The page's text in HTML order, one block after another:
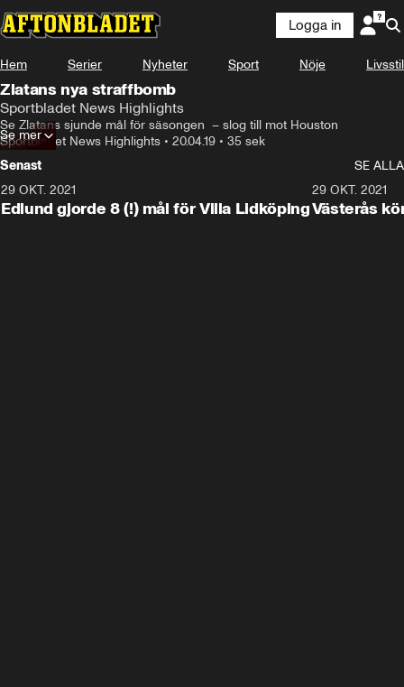
Logga in
Hem Serier Nyheter Sport Nöje Livsstil
Zlatans nya straffbomb
Sportbladet News Highlights
Se Zlatans sjunde mål för säsongen  – slog till mot Houston
Sportbladet News Highlights • 20.04.19 • 35 sek
Se mer
Senast
SE ALLA
29 OKT. 2021
Edlund gjorde 8 (!) mål för Villa Lidköping
29 OKT. 2021
Västerås